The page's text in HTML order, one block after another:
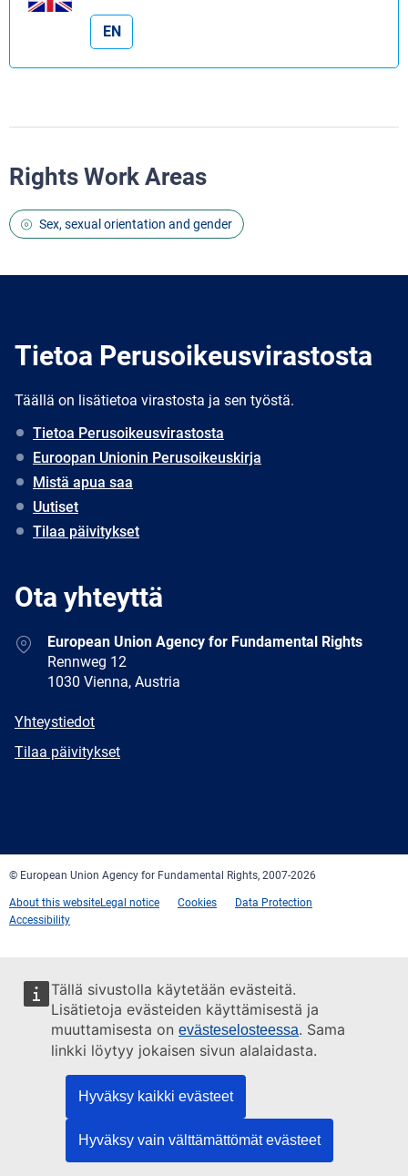
Tällä sivustolla käytetään evästeitä.
Lisätietoja evästeiden käyttämisestä ja
muuttamisesta on evästeselosteessa. Sama
linkki löytyy jokaisen sivun alalaidasta.
Hyväksy kaikki evästeet
Hyväksy vain välttämättömät evästeet
EN
Rights Work Areas
Sex, sexual orientation and gender
Tietoa Perusoikeusvirastosta
Täällä on lisätietoa virastosta ja sen työstä.
Tietoa Perusoikeusvirastosta
Euroopan Unionin Perusoikeuskirja
Mistä apua saa
Uutiset
Tilaa päivitykset
Ota yhteyttä
AddressEuropean Union Agency for Fundamental Rights
Rennweg 12
1030 Vienna, Austria
E-
Yhteystiedot
Newsletter
Tilaa päivitykset
© European Union Agency for Fundamental Rights, 2007-2026
About this websiteLegal notice Cookies
Data Protection
Accessibility